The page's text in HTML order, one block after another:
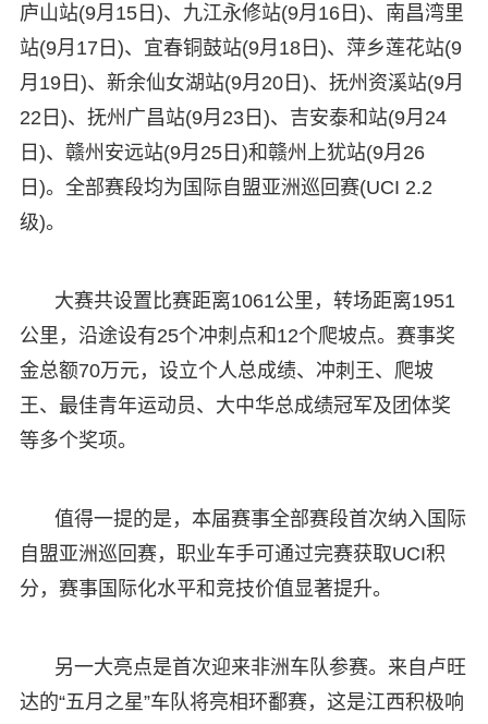
庐山站(9月15日)、九江永修站(9月16日)、南昌湾里
站(9月17日)、宜春铜鼓站(9月18日)、萍乡莲花站(9
月19日)、新余仙女湖站(9月20日)、抚州资溪站(9月
22日)、抚州广昌站(9月23日)、吉安泰和站(9月24
日)、赣州安远站(9月25日)和赣州上犹站(9月26
日)。全部赛段均为国际自盟亚洲巡回赛(UCI 2.2
级)。
大赛共设置比赛距离1061公里，转场距离1951
公里，沿途设有25个冲刺点和12个爬坡点。赛事奖
金总额70万元，设立个人总成绩、冲刺王、爬坡
王、最佳青年运动员、大中华总成绩冠军及团体奖
等多个奖项。
值得一提的是，本届赛事全部赛段首次纳入国际
自盟亚洲巡回赛，职业车手可通过完赛获取UCI积
分，赛事国际化水平和竞技价值显著提升。
另一大亮点是首次迎来非洲车队参赛。来自卢旺
达的“五月之星”车队将亮相环鄱赛，这是江西积极响